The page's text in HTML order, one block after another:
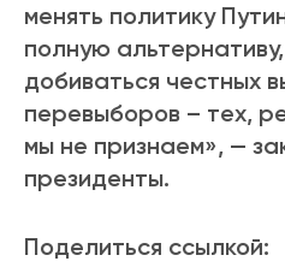
менять политику
полную
добиваться честных
перевыборов – тех,
мы не признаем», —
президенты.
Поделиться ссылкой: